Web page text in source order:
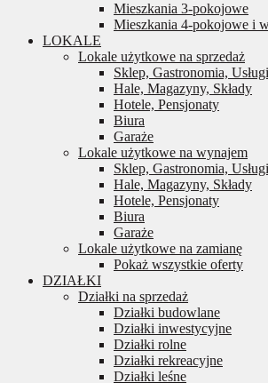
Mieszkania 3-pokojowe
Mieszkania 4-pokojowe i
LOKALE
Lokale użytkowe na sprzedaż
Sklep, Gastronomia, Usługi
Hale, Magazyny, Składy
Hotele, Pensjonaty
Biura
Garaże
Lokale użytkowe na wynajem
Sklep, Gastronomia, Usługi
Hale, Magazyny, Składy
Hotele, Pensjonaty
Biura
Garaże
Lokale użytkowe na zamianę
Pokaż wszystkie oferty
DZIAŁKI
Działki na sprzedaż
Działki budowlane
Działki inwestycyjne
Działki rolne
Działki rekreacyjne
Działki leśne